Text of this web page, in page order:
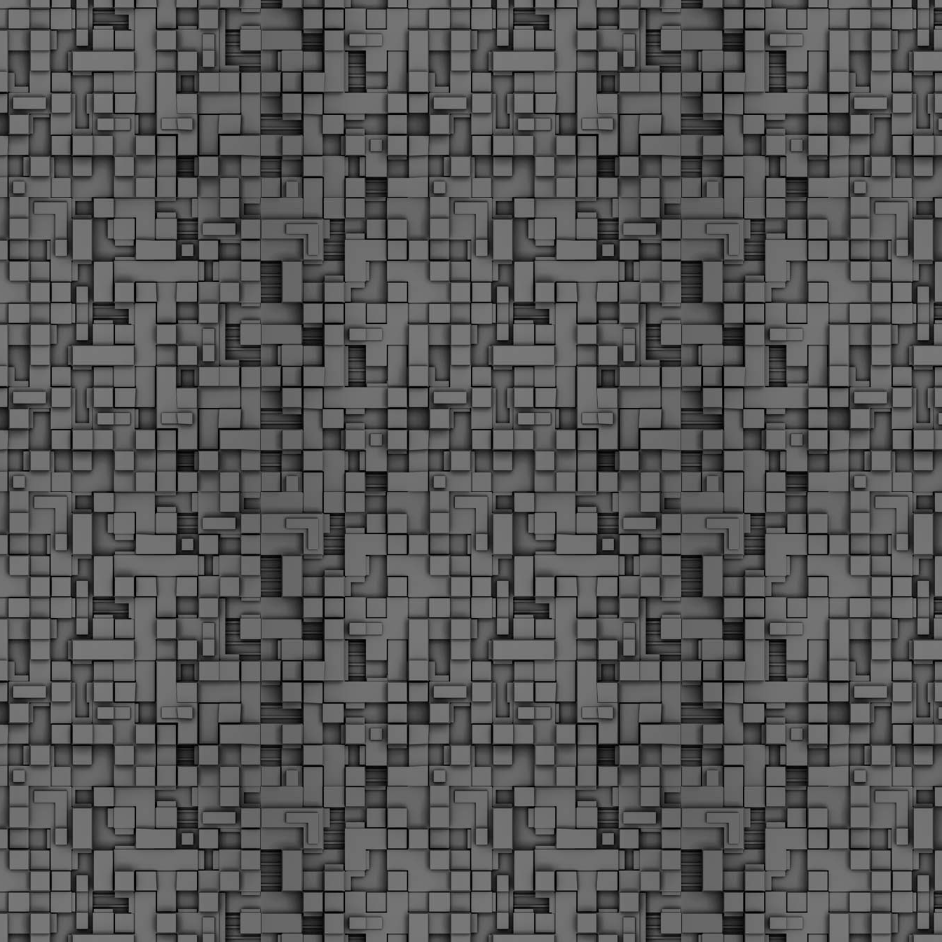
σε δήμους της χώρας. Το Dimastin, αναζητεί σχετικό
φωτογραφικό υλικό στο διαδίκτυο και σας το παρουσιάζει σε
αυτή την ανάρτηση. Επίσης, σας καλούμε, αν διαπιστώσετε ότι
μας έχουν "ξεφύγει" ορκωμοσίες, μπορείτε να στέλνετε το
φωτογραφικό τους υλικό στο dimasthes@gmail.gr ώστε να το
δημοσιεύουμε εδώ, άμεσα.
MAR
Θεσσαλονίκη: Ορκίστηκαν οι 75 νέοι δημοτικοί
αστυνομικοί – Τι τους ζήτησε ο Αγγελούδης
Ενισχύεται το έργο της δημοτικής αστυνομίας στο δήμο
Θεσσαλονίκης καθώς το πρωί της Τετάρτης 18 Μαρτίου
ορκίστηκαν οι 75 νέοι δημοτικοί αστυνομικοί.
«Με αυτούς, σε λίγους μήνες αποκτά ένα ισχυρό σώμα η
δημοτική αστυνομία. Θα είναι πιο κοντά στον πολίτη. Είχα την
ευκαιρία να είμαι σήμερα στην ορκωμοσία τους.
MAR
Ξεκίνησαν εδώ και μια εβδομάδα οι αφίξεις των
νεοπροσληφθέντων Δημοτικών Αστυνομικών στους
δήμους και οι ορκωμοσίες τους - Πλήρες
Μεγάλες μέρες ζει ο "οργανισμός" της Δημοτικής Αστυνομίας!
Να θυμίσουμε ότι κανονικές προσλήψεις στην Δημοτική
Αστυνομία έχουν να γίνουν από το 2010. Δεκαέξι ολόκληρα
χρόνια! Και βέβαια, ακόμη και με αυτές τις προσλήψεις, δεν
φτάνουμε ούτε τα 2/3 των Δημοτικών Αστυνομικών που
υπηρετούσαν το 2013 προ της κατάργησης της υπηρεσίας με
απόφαση του σημερινού πρωθυπουργού Κυριάκου Μητσοτάκη. Ας
είναι...
2
Δημοτική Αστυνομία Θεσσαλονίκης: Διμηνιαίος
απολογισμός ελέγχων τήρησης νομοθεσίας
Τον απολογισμό των δράσεων ελέγχου για τα ζώα συντροφιάς
κατά το δίμηνο Ιανουαρίου – Φεβρουαρίου 2026 παρουσιάζει η
Δημοτική Αστυνομία Θεσσαλονίκης, με στόχο την προστασία των
ζώων και την ομαλή συμβίωση στην πόλη.
FEB
18
ΣτΕ: Οριστική απόρριψη της επαναφοράς του 13ου
και 14ου μισθού για τους δημοσίους υπαλλήλους
Με την απόφαση αυτή, το ΣτΕ απορρίπτει οριστικά τις
αξιώσεις των δημοσίων υπαλλήλων για επαναφορά των
δώρων, επικυρώνοντας την τρέχουσα κατάσταση παρά τις
αντιδράσεις της ΑΔΕΔΥ
Το ΣτΕ απέρριψε οριστικά την προσφυγή της ΑΔΕΔΥ και ενός
εκπαιδευτικού για την επαναφορά των δώρων Χριστουγέννων,
Πάσχα και θερινής άδειας (13ος και 14ος μισθός) στους
εργαζόμενους του δημόσιου τομέα, κλείνοντας μια μακρά
διαμάχη δεκαετιών που αφορούσε τις μνημονιακές περικοπές.
Γνωστοποίηση έκδοσης οριστικών αποτελεσμάτων –
Παροχή οδηγιών.
► Δείτε/κατεβάστε την πολυαναμενόμενη εγκύκλιο του Υπ.
FEB
1
Με διαρροή 2 μέρες πριν την στάση εργασίας
ενημερώνει το ΣτΕ για την απόρριψη της επαναφοράς